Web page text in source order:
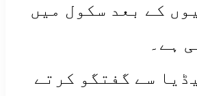
کے بعد سکول میں
ہے۔
سے گفتگو کرتے